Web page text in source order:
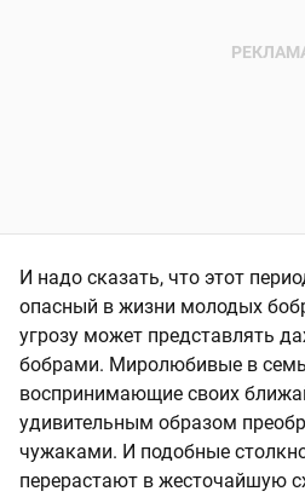
И надо сказать, что этот
опасный в жизни молодых
угрозу может представлять
бобрами. Миролюбивые в
воспринимающие своих
удивительным образом
чужаками. И подобные
перерастают в жесточайшую